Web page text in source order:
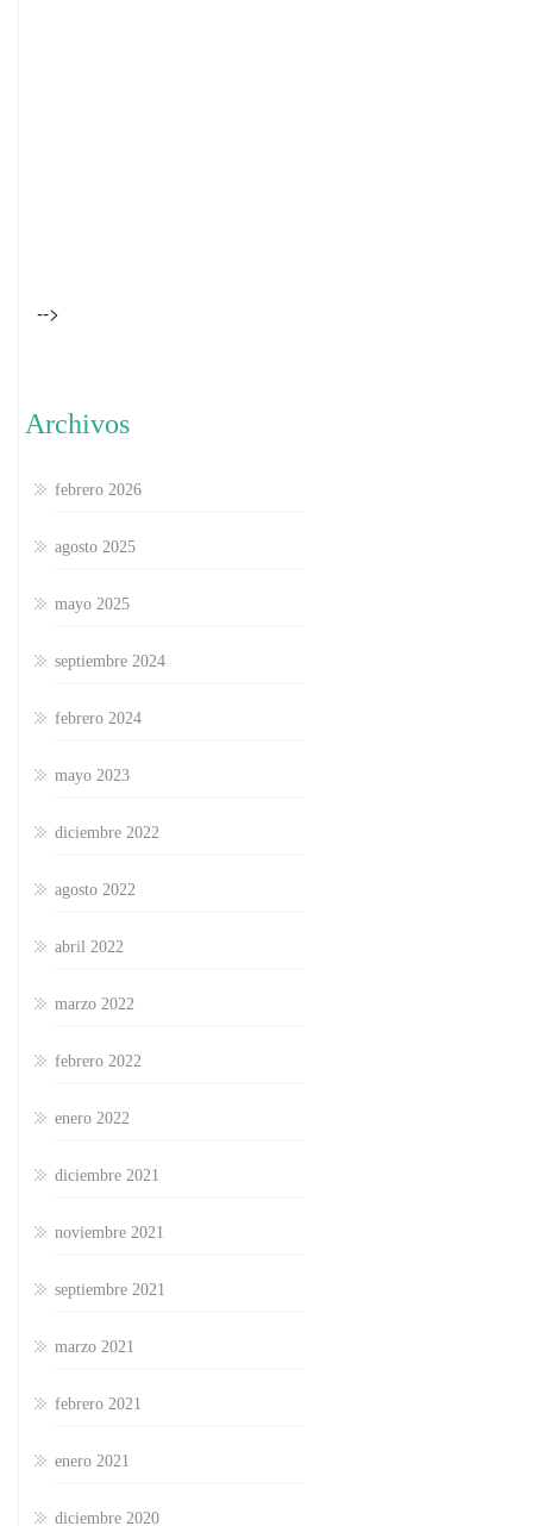
-->
Archivos
febrero 2026
agosto 2025
mayo 2025
septiembre 2024
febrero 2024
mayo 2023
diciembre 2022
agosto 2022
abril 2022
marzo 2022
febrero 2022
enero 2022
diciembre 2021
noviembre 2021
septiembre 2021
marzo 2021
febrero 2021
enero 2021
diciembre 2020